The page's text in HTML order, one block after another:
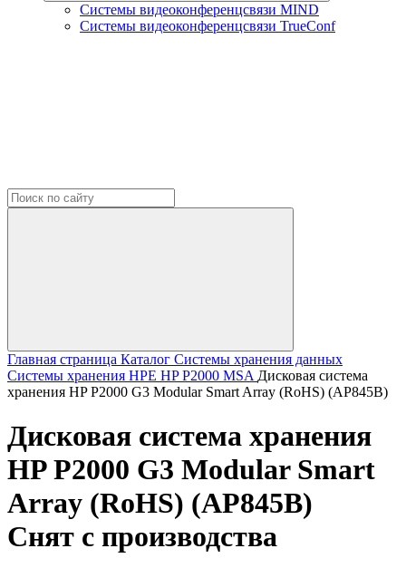
Системы видеоконференцсвязи MIND
Системы видеоконференцсвязи TrueConf
Главная страница Каталог Системы хранения данных
Системы хранения HPE HP P2000 MSA Дисковая система
хранения HP P2000 G3 Modular Smart Array (RoHS) (AP845B)
Дисковая система хранения
HP P2000 G3 Modular Smart
Array (RoHS) (AP845B)
Снят с производства